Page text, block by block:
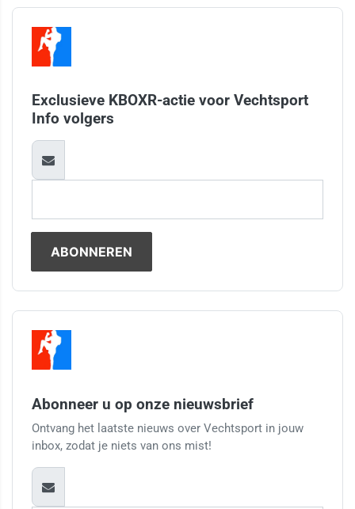
Exclusieve KBOXR-actie voor Vechtsport
Info volgers
Abonneer u op onze nieuwsbrief
Ontvang het laatste nieuws over Vechtsport in jouw
inbox, zodat je niets van ons mist!